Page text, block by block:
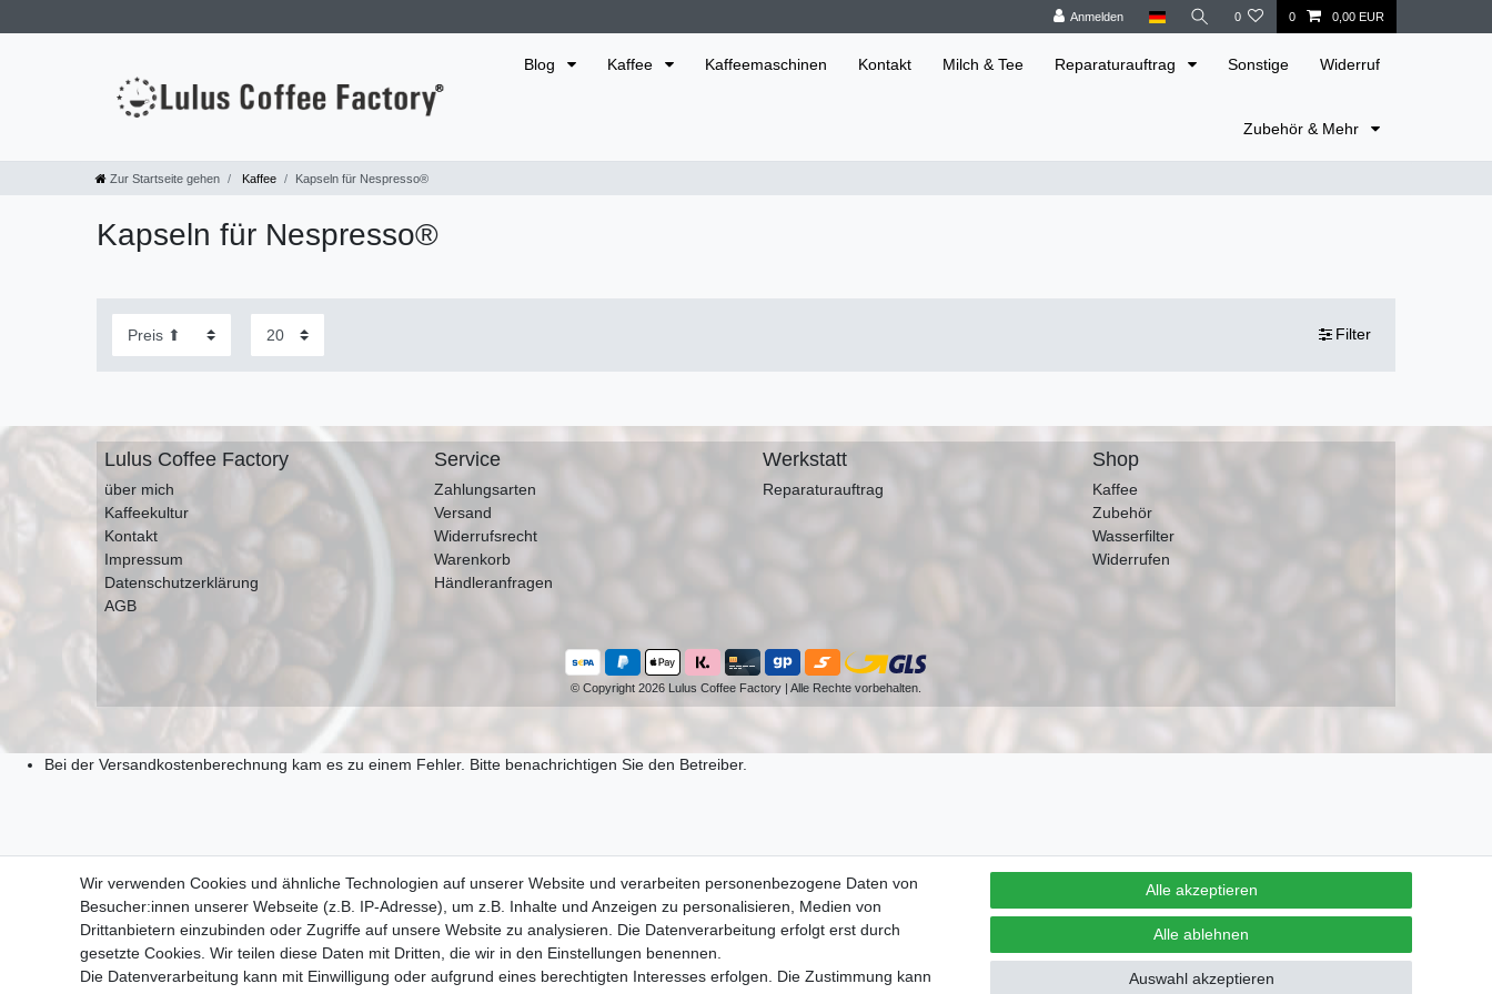
Anmelden 0 0 0,00 EUR
Blog Kaffee Kaffeemaschinen Kontakt Milch & Tee Reparaturauftrag Sonstige Widerruf
Zubehör & Mehr
Zur Startseite gehen Kaffee Kapseln für Nespresso®
Kapseln für Nespresso®
Filter
Lulus Coffee Factory
über mich
Kaffeekultur
Kontakt
Impressum
Datenschutzerklärung
AGB
Service
Zahlungsarten
Versand
Widerrufsrecht
Warenkorb
Händleranfragen
Werkstatt
Reparaturauftrag
Shop
Kaffee
Zubehör
Wasserfilter
Widerrufen
© Copyright 2026 Lulus Coffee Factory | Alle Rechte vorbehalten.
Wir verwenden Cookies und ähnliche Technologien auf unserer Website und verarbeiten personenbezogene Daten von
Besucher:innen unserer Webseite (z.B. IP-Adresse), um z.B. Inhalte und Anzeigen zu personalisieren, Medien von
Drittanbietern einzubinden oder Zugriffe auf unsere Website zu analysieren. Die Datenverarbeitung erfolgt erst durch
gesetzte Cookies. Wir teilen diese Daten mit Dritten, die wir in den Einstellungen benennen.
Die Datenverarbeitung kann mit Einwilligung oder aufgrund eines berechtigten Interesses erfolgen. Die Zustimmung kann
Alle akzeptieren
Alle ablehnen
Auswahl akzeptieren
Bei der Versandkostenberechnung kam es zu einem Fehler. Bitte benachrichtigen Sie den Betreiber.